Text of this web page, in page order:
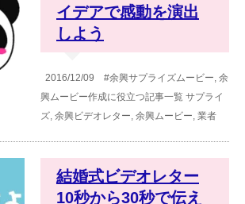
イデアで感動を演出
しよう
2016/12/09 #余興サプライズムービー, 余
興ムービー作成に役立つ記事一覧 サプライ
ズ, 余興ビデオレター, 余興ムービー, 業者
結婚式ビデオレター
10秒から30秒で伝え